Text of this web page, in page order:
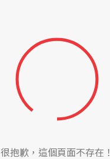
很抱歉，這個頁面不存在！